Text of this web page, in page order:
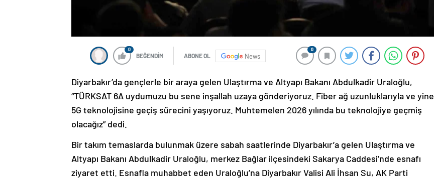
0
BEĞENDİM ABONE OL News
0
Diyarbakır’da gençlerle bir araya gelen Ulaştırma ve Altyapı Bakanı Abdulkadir Uraloğlu,
“TÜRKSAT 6A uydumuzu bu sene inşallah uzaya gönderiyoruz. Fiber ağ uzunluklarıyla ve yine
5G teknolojisine geçiş sürecini yaşıyoruz. Muhtemelen 2026 yılında bu teknolojiye geçmiş
olacağız” dedi.
Bir takım temaslarda bulunmak üzere sabah saatlerinde Diyarbakır’a gelen Ulaştırma ve
Altyapı Bakanı Abdulkadir Uraloğlu, merkez Bağlar ilçesindeki Sakarya Caddesi’nde esnafı
ziyaret etti. Esnafla muhabbet eden Uraloğlu’na Diyarbakır Valisi Ali İhsan Su, AK Parti